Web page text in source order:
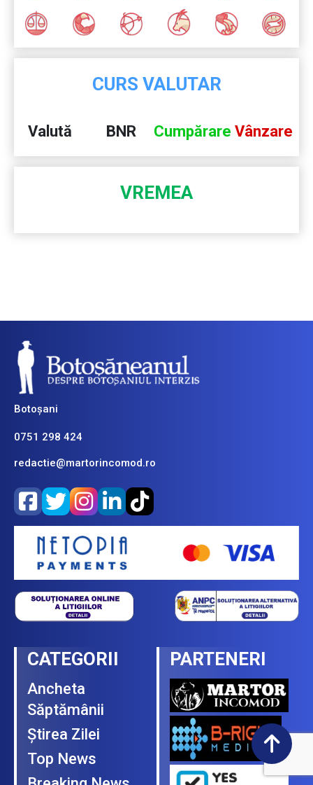
CURS VALUTAR
Valută BNR Cumpărare Vânzare
VREMEA
Botoșani
0751 298 424
redactie@martorincomod.ro
CATEGORII
Ancheta
Săptămânii
Ştirea Zilei
Top News
PARTENERI